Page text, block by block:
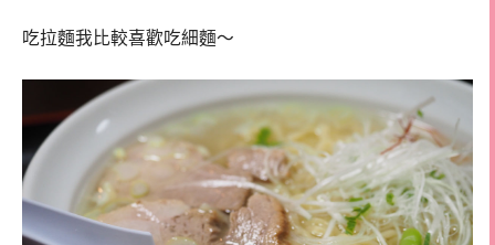
吃拉麵我比較喜歡吃細麵～